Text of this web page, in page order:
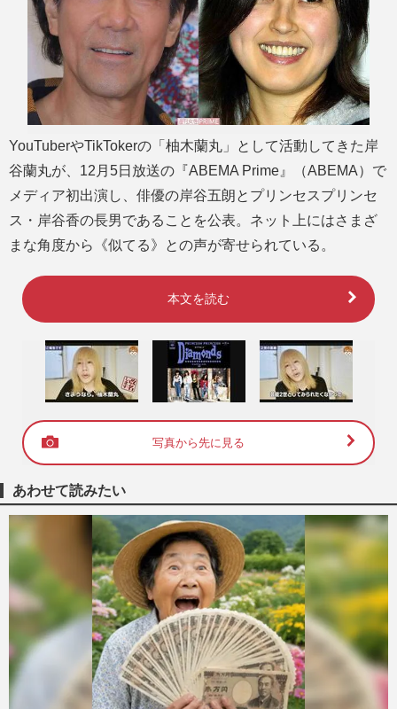
YouTuberやTikTokerの「柚木蘭丸」として活動してきた岸
谷蘭丸が、12月5日放送の『ABEMA Prime』（ABEMA）で
メディア初出演し、俳優の岸谷五朗とプリンセスプリンセ
ス・岸谷香の長男であることを公表。ネット上にはさまざ
まな角度から《似てる》との声が寄せられている。
本文を読む
写真から先に見る
あわせて読みたい